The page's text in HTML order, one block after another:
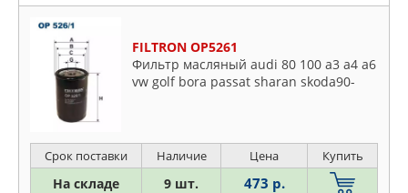
JAPKO
JP GROUP
JS ASAKASHI
KNECHT
KORMAX
KORTEX
FILTRON OP5261
Фильтр масляный audi 80 100 a3 a4 a6
vw golf bora passat sharan skoda90-
Срок поставки Наличие Цена Купить
На складе 9 шт. 473 р.